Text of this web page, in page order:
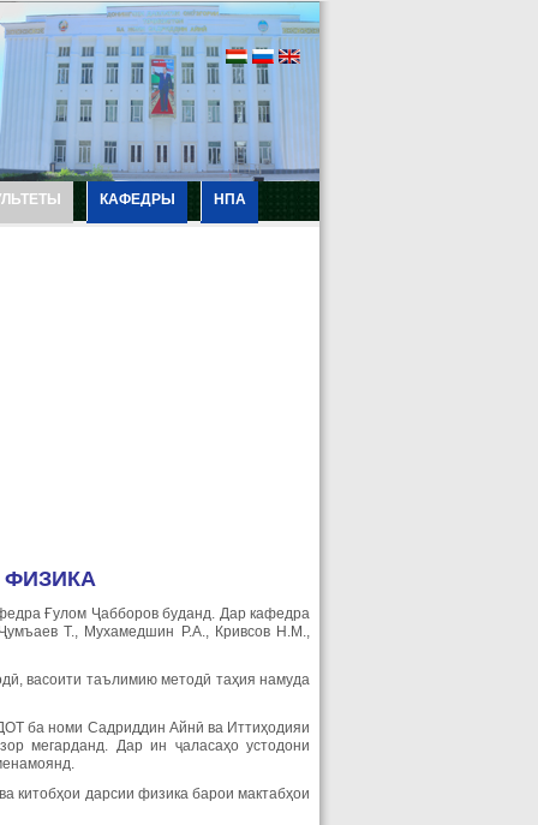
КАФЕДРЫ НПА
Ғулом Ҷабборов буданд. Дар кафедра
Т., Мухамедшин Р.А., Кривсов Н.М.,
васоити таълимию методӣ таҳия намуда
ба номи Садриддин Айнӣ ва Иттиҳодияи
мегарданд. Дар ин ҷаласаҳо устодони
китобҳои дарсии физика барои мактабҳои